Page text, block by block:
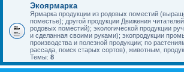
Экоярмарка
Ярмарка продукции из родовых поместий
поместье); другой продукции Движения
родовых поместий); экологической продукции
и сделанная своими руками); экопродукции
производства и полезной продукции; по
рассада, поиск старых сортов), животным,
Темы: 8